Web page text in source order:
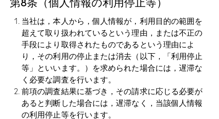
当社は，本人から，個人情報が，利用目的の範囲を
超えて取り扱われているという理由，または不正の
手段により取得されたものであるという理由によ
り，その利用の停止または消去（以下，「利用停止
等」といいます。）を求められた場合には，遅滞な
く必要な調査を行います。
前項の調査結果に基づき，その請求に応じる必要が
あると判断した場合には，遅滞なく，当該個人情報
の利用停止等を行います。